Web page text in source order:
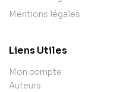
Mentions légales
Liens Utiles
Mon compte
Auteurs